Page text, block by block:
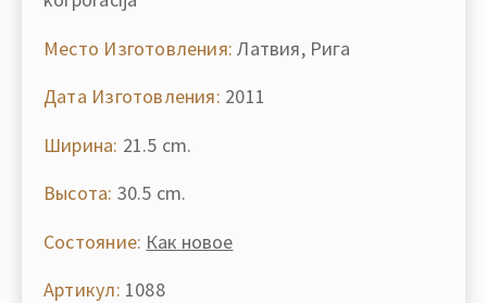
Место Изготовления: Латвия, Рига
Дата Изготовления: 2011
Ширина: 21.5 cm.
Высота: 30.5 cm.
Состояние: Как новое
Артикул: 1088